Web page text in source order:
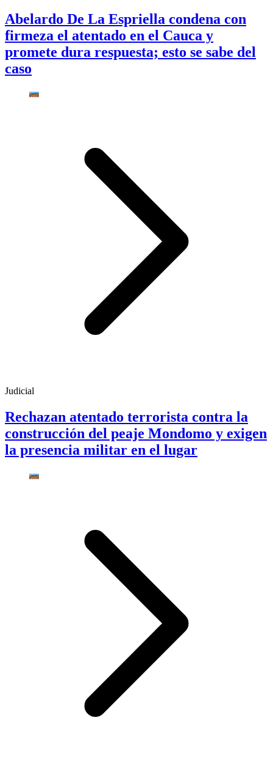
Abelardo De La Espriella condena con
firmeza el atentado en el Cauca y
promete dura respuesta; esto se sabe del
caso
Judicial
Rechazan atentado terrorista contra la
construcción del peaje Mondomo y exigen
la presencia militar en el lugar